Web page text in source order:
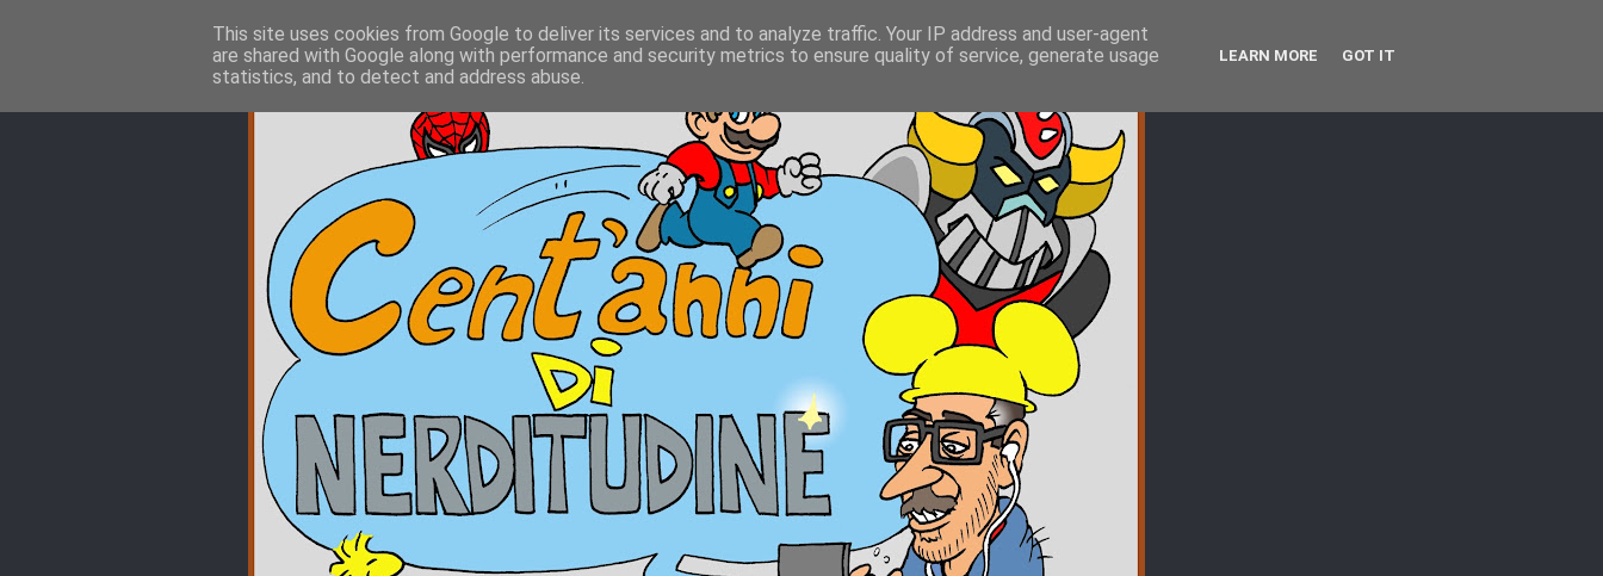
This site uses cookies from Google to deliver its services and to analyze traffic. Your IP address and user-agent
are shared with Google along with performance and security metrics to ensure quality of service, generate usage
statistics, and to detect and address abuse.
LEARN MORE GOT IT